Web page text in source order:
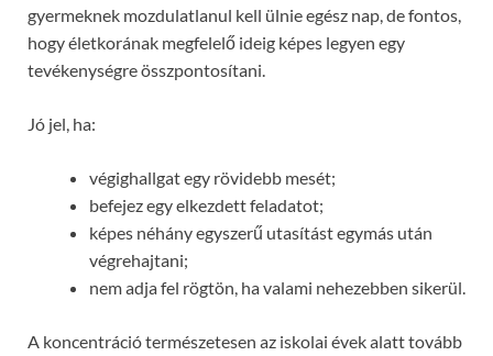
gyermeknek mozdulatlanul kell ülnie egész nap, de fontos,
hogy életkorának megfelelő ideig képes legyen egy
tevékenységre összpontosítani.
Jó jel, ha:
végighallgat egy rövidebb mesét;
befejez egy elkezdett feladatot;
képes néhány egyszerű utasítást egymás után
végrehajtani;
nem adja fel rögtön, ha valami nehezebben sikerül.
A koncentráció természetesen az iskolai évek alatt tovább